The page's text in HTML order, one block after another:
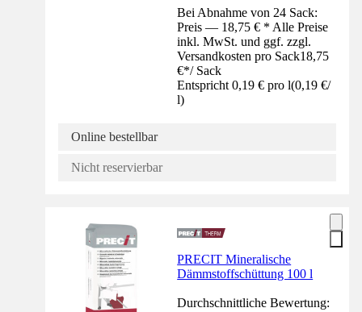
Bei Abnahme von 24 Sack:
Preis — 18,75 € * Alle Preise
inkl. MwSt. und ggf. zzgl.
Versandkosten pro Sack18,75
€*/ Sack
Entspricht 0,19 € pro l(0,19 €/
l)
Online bestellbar
Nicht reservierbar
PRECIT Mineralische
Dämmstoffschüttung 100 l
Durchschnittliche Bewertung: